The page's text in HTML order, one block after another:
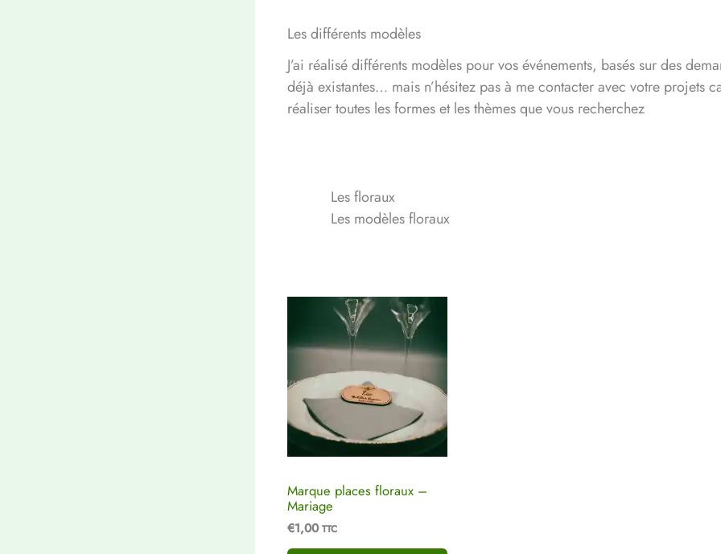
Les différents modèles
J’ai réalisé différents modèles pour vos événements, basés sur des
déjà existantes… mais n’hésitez pas à me contacter avec votre projets
réaliser toutes les formes et les thèmes que vous recherchez
Les floraux
Les modèles floraux
Marque places floraux –
Mariage
€1,00 TTC